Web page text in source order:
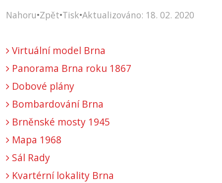
Nahoru•Zpět•Tisk•Aktualizováno: 18. 02. 2020
Virtuální model Brna
Panorama Brna roku 1867
Dobové plány
Bombardování Brna
Brněnské mosty 1945
Mapa 1968
Sál Rady
Kvartérní lokality Brna